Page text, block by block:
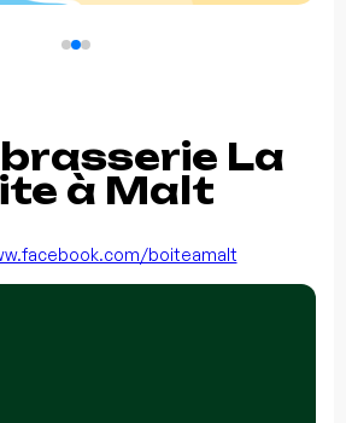
La
à Malt
boiteamalt